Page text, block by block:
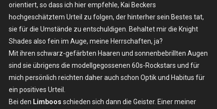
orientiert, so dass ich hier empfehle, Kai Beckers
hochgeschätztem Urteil zu folgen, der hinterher sein Bestes tat,
sie für die Umstände zu entschuldigen. Behaltet mir die Knight
Shades also fein im Auge, meine Herrschaften, ja?
Mit ihren schwarz-gefärbten Haaren und sonnenbebrillten Augen
sind sie übrigens die modellgegossenen 60s-Rockstars und für
mich persönlich reichten daher auch schon Optik und Habitus für
ein positives Urteil.
Bei den Limboos schieden sich dann die Geister. Einer meiner